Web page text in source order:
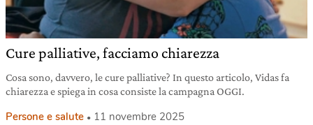
Cure palliative, facciamo chiarezza
Cosa sono, davvero, le cure palliative? In questo articolo, Vidas fa
chiarezza e spiega in cosa consiste la campagna OGGI.
Persone e salute 11 novembre 2025